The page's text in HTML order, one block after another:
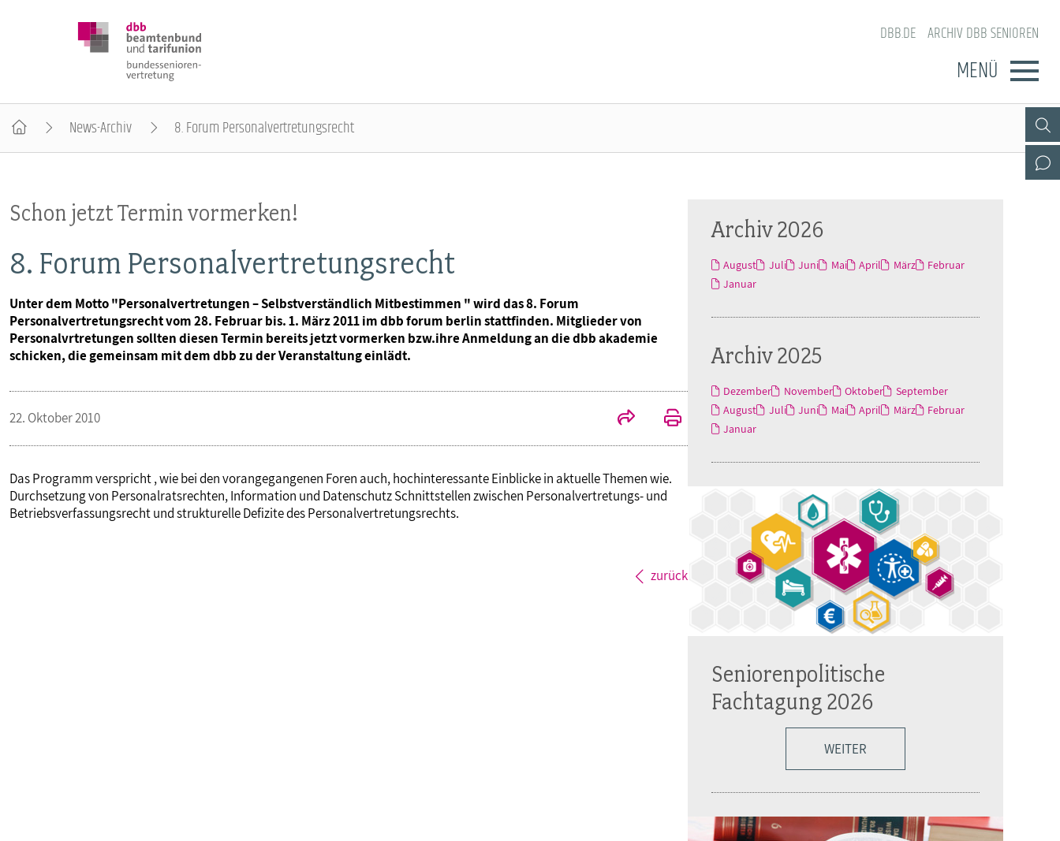
DBB.DE ARCHIV DBB SENIOREN
MENÜ
Geschäftsführung
Kontakt
POSITIONEN
VERANSTALTUNGEN
Bundesseniorenkongress
PUBLIKATIONEN
News-Archiv 8. Forum Personalvertretungsrecht
Schon jetzt Termin vormerken!
8. Forum Personalvertretungsrecht
Unter dem Motto "Personalvertretungen – Selbstverständlich Mitbestimmen " wird das 8. Forum
Personalvertretungsrecht vom 28. Februar bis. 1. März 2011 im dbb forum berlin stattfinden. Mitglieder von
Personalvrtretungen sollten diesen Termin bereits jetzt vormerken bzw.ihre Anmeldung an die dbb akademie
schicken, die gemeinsam mit dem dbb zu der Veranstaltung einlädt.
22. Oktober 2010
Das Programm verspricht , wie bei den vorangegangenen Foren auch, hochinteressante Einblicke in aktuelle Themen wie.
Durchsetzung von Personalratsrechten, Information und Datenschutz Schnittstellen zwischen Personalvertretungs- und
Betriebsverfassungsrecht und strukturelle Defizite des Personalvertretungsrechts.
zurück
Archiv 2026
August Juli Juni Mai April März
Februar
Januar
Archiv 2025
Dezember November Oktober
September
August
Juli Juni Mai April März
Februar
Januar
Seniorenpolitische
Fachtagung 2026
WEITER